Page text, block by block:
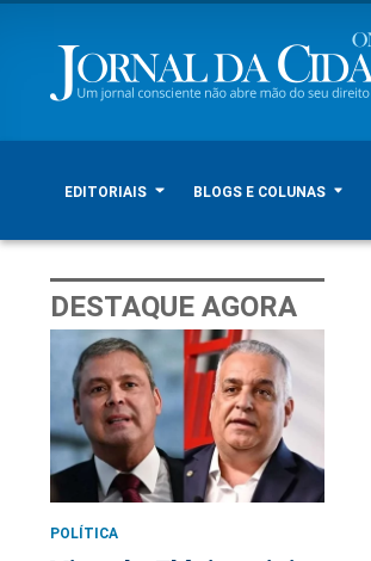
EDITORIAIS BLOGS E COLUNAS
DESTAQUE AGORA
POLÍTICA